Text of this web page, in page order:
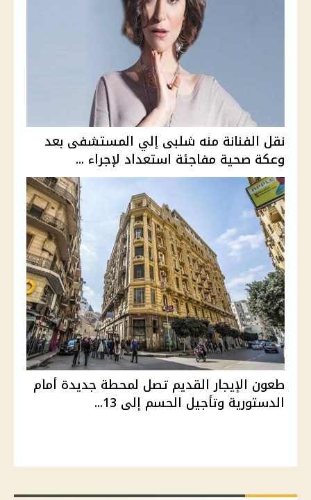
نقل الفنانة منه شلبى إلي المستشفى بعد
وعكة صحية مفاجئة استعداد لإجراء ...
طعون الإيجار القديم تصل لمحطة جديدة أمام
الدستورية وتأجيل الحسم إلى 13...